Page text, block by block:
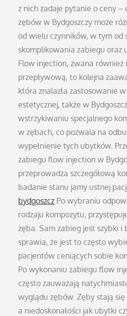
z nich zadaje pytanie o ceny –
zębów w Bydgoszczy może
od wielu czynników, w tym od
skomplikowania zabiegu oraz
Flow injection, zwana również
przepływową, to kolejna
która znalazła zastosowanie
estetycznej, także w
wstrzykiwaniu specjalnego
w zębach, co pozwala na
wypełnienie tych ubytków.
zabiegu flow injection w
przeprowadza szczegółową
badanie stanu jamy ustnej
bydgoszcz Po wybraniu
rodzaju kompozytu,
zęba. Sam zabieg jest szybki i
sprawia, że jest to często
pacjentów ceniących sobie
Po wykonaniu zabiegu flow
często zauważają
wyglądu zębów. Zęby stają
a niedoskonałości jak ubytki